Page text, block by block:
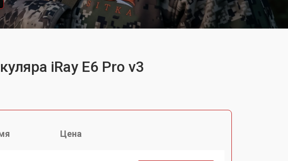
iRay E6 Pro v3
Цена